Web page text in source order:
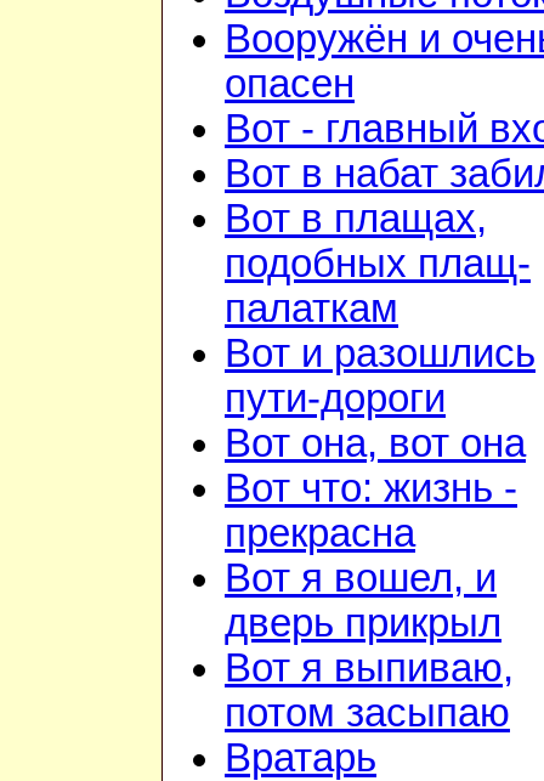
Вооружён и
опасен
Вот - главный
Вот в набат
Вот в плащах,
подобных плащ-
палаткам
Вот и разошлись
пути-дороги
Вот она, вот она
Вот что: жизнь -
прекрасна
Вот я вошел, и
дверь прикрыл
Вот я выпиваю,
потом засыпаю
Вратарь